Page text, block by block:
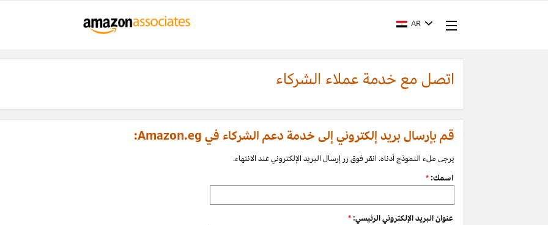
AR
اتصل مع خدمة عملاء الشركاء
قم بإرسال بريد إلكتروني إلى خدمة دعم الشركاء في Amazon.eg:
يرجى ملء النموذج أدناه. انقر فوق زر إرسال البريد الإلكتروني عند الانتهاء.
اسمك:*
عنوان البريد الإلكتروني الرئيسي:*